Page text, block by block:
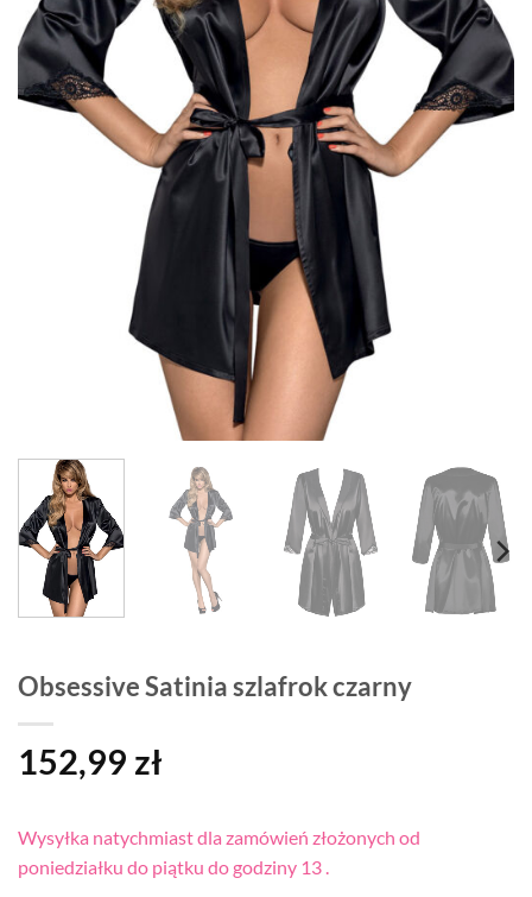
Obsessive Satinia szlafrok czarny
152,99 zł
Wysyłka natychmiast dla zamówień złożonych od
poniedziałku do piątku do godziny 13 .